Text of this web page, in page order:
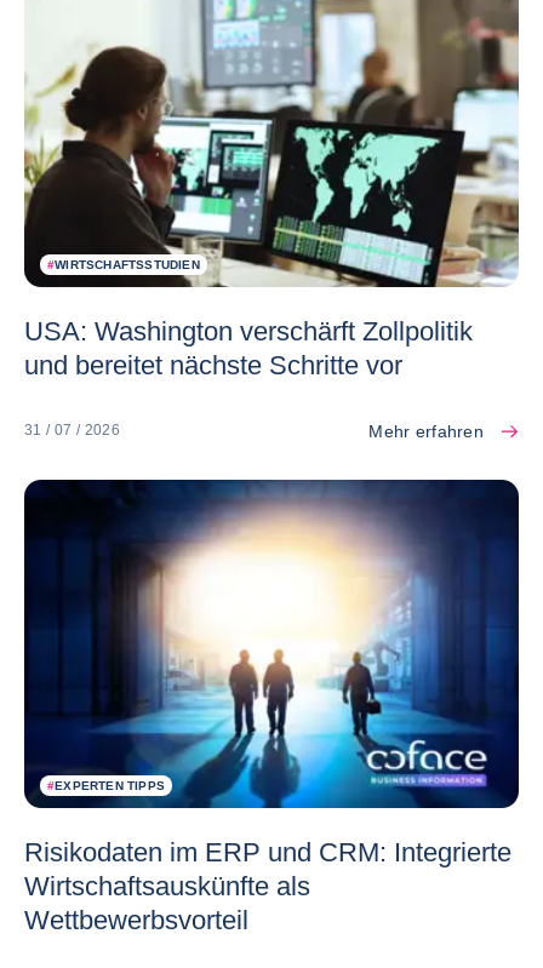
#WIRTSCHAFTSSTUDIEN
USA: Washington verschärft Zollpolitik
und bereitet nächste Schritte vor
31 / 07 / 2026 Mehr erfahren
#EXPERTEN TIPPS
Risikodaten im ERP und CRM: Integrierte
Wirtschaftsauskünfte als
Wettbewerbsvorteil